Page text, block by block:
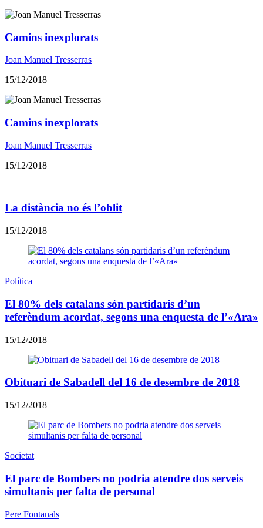
Camins inexplorats
Joan Manuel Tresserras
15/12/2018
Camins inexplorats
Joan Manuel Tresserras
15/12/2018
La distància no és l’oblit
15/12/2018
Política
El 80% dels catalans són partidaris d’un
referèndum acordat, segons una enquesta de l’«Ara»
15/12/2018
Obituari de Sabadell del 16 de desembre de 2018
15/12/2018
Societat
El parc de Bombers no podria atendre dos serveis
simultanis per falta de personal
Pere Fontanals